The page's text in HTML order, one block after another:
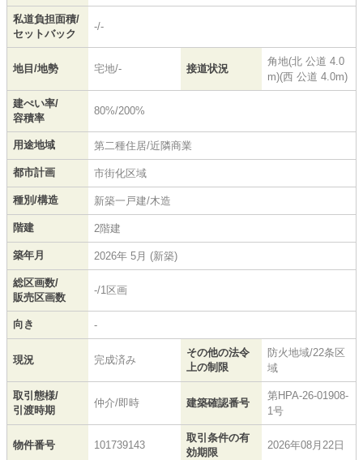
私道負担面積/
セットバック
-/-
地目/地勢 宅地/- 接道状況
角地(北 公道 4.0
m)(西 公道 4.0m)
建ぺい率/
容積率
80%/200%
用途地域 第二種住居/近隣商業
都市計画 市街化区域
種別/構造 新築一戸建/木造
階建 2階建
築年月 2026年 5月 (新築)
総区画数/
販売区画数
-/1区画
向き -
現況 完成済み
その他の法令
上の制限
防火地域/22条区
域
取引態様/
引渡時期
仲介/即時 建築確認番号
第HPA-26-01908-
1号
物件番号 101739143
取引条件の有
効期限
2026年08月22日